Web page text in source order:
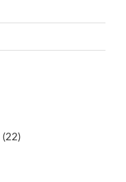
(22)